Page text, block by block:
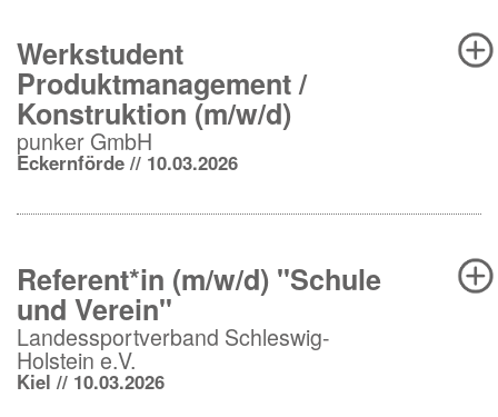
Werkstudent
Produktmanagement /
Konstruktion (m/w/d)
punker GmbH
Eckernförde // 10.03.2026
Referent*in (m/w/d) "Schule
und Verein"
Landessportverband Schleswig-
Holstein e.V.
Kiel // 10.03.2026